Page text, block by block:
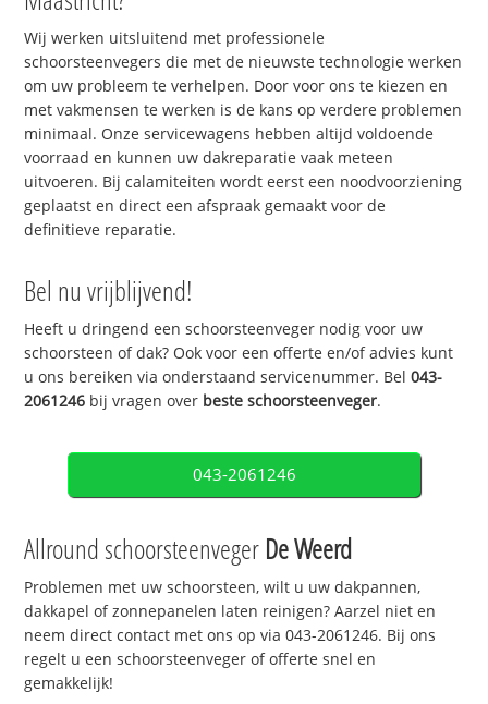
Wij werken uitsluitend met professionele
schoorsteenvegers die met de nieuwste technologie werken
om uw probleem te verhelpen. Door voor ons te kiezen en
met vakmensen te werken is de kans op verdere problemen
minimaal. Onze servicewagens hebben altijd voldoende
voorraad en kunnen uw dakreparatie vaak meteen
uitvoeren. Bij calamiteiten wordt eerst een noodvoorziening
geplaatst en direct een afspraak gemaakt voor de
definitieve reparatie.
Bel nu vrijblijvend!
Heeft u dringend een schoorsteenveger nodig voor uw
schoorsteen of dak? Ook voor een offerte en/of advies kunt
u ons bereiken via onderstaand servicenummer. Bel043-
2061246 bij vragen over beste schoorsteenveger.
043-2061246
Allround schoorsteenveger De Weerd
Problemen met uw schoorsteen, wilt u uw dakpannen,
dakkapel of zonnepanelen laten reinigen? Aarzel niet en
neem direct contact met ons op via 043-2061246. Bij ons
regelt u een schoorsteenveger of offerte snel en
gemakkelijk!